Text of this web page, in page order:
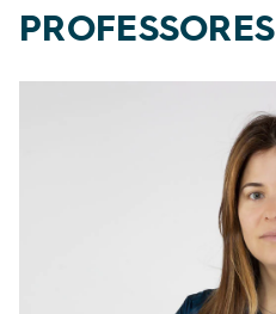
PROFESSORES